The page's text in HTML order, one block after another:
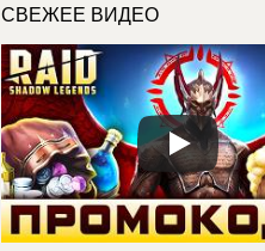
СВЕЖЕЕ ВИДЕО